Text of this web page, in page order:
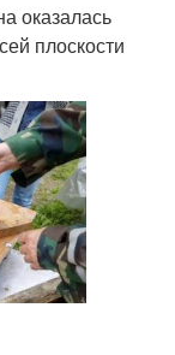
оказалась
плоскости